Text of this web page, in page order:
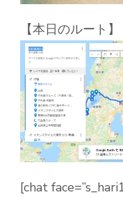
【本日のルート】
[chat